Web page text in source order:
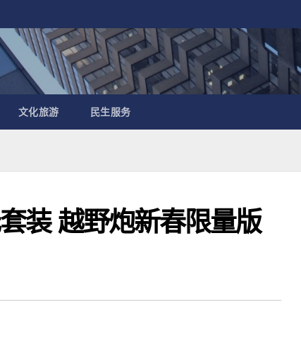
文化旅游 民生服务
装 越野炮新春限量版